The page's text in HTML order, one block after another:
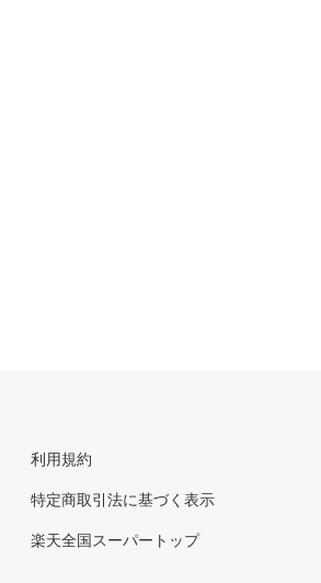
利用規約
特定商取引法に基づく表示
楽天全国スーパートップ